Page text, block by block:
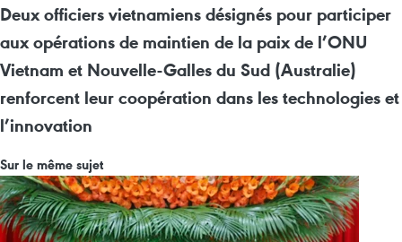
Deux officiers vietnamiens désignés pour participer
aux opérations de maintien de la paix de l’ONU
Vietnam et Nouvelle-Galles du Sud (Australie)
renforcent leur coopération dans les technologies et
l’innovation
Sur le même sujet